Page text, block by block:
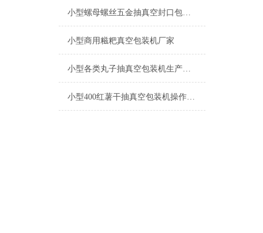
小型螺母螺丝五金抽真空封口包装机的参数
小型商用糍粑真空包装机厂家
小型各类丸子抽真空包装机生产厂家
小型400红薯干抽真空包装机操作简单